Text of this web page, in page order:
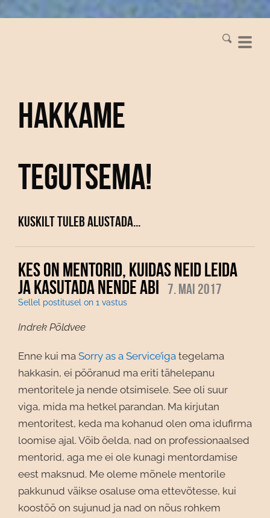
Hakkame
tegutsema!
Kuskilt tuleb alustada...
KES ON MENTORID, KUIDAS NEID LEIDA
JA KASUTADA NENDE ABI 7. mai 2017
Sellel postitusel on 1 vastus
Indrek Põldvee
Enne kui ma Sorry as a Service’iga tegelama
hakkasin, ei pööranud ma eriti tähelepanu
mentoritele ja nende otsimisele. See oli suur
viga, mida ma hetkel parandan. Ma kirjutan
mentoritest, keda ma kohanud olen oma idufirma
loomise ajal. Võib öelda, nad on professionaalsed
mentorid, aga me ei ole kunagi mentordamise
eest maksnud. Me oleme mõnele mentorile
pakkunud väikse osaluse oma ettevõtesse, kui
koostöö on sujunud ja nad on nõus rohkem